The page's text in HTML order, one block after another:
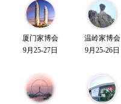
厦门家博会
9月25-27日
温岭家博会
9月25-26日